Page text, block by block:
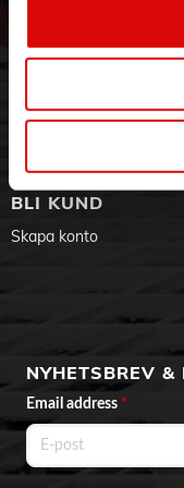
Visselblåsning
Aktuellt på Order
BLI KUND
Skapa konto
NYHETSBREV &
Email address *